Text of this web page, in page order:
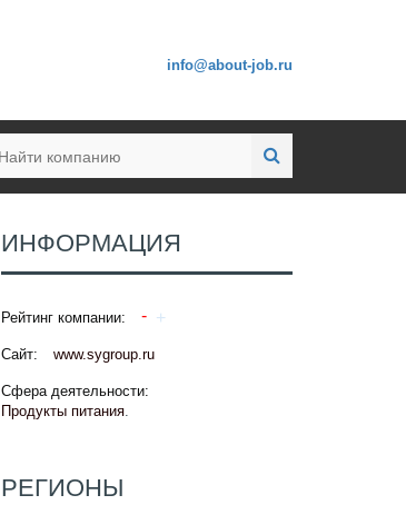
info@about-job.ru
ИНФОРМАЦИЯ
Рейтинг компании:
Сайт: www.sygroup.ru
Сфера деятельности:
Продукты питания.
РЕГИОНЫ